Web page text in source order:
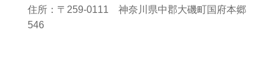
住所：〒259-0111 神奈川県中郡大磯町国府本郷
546